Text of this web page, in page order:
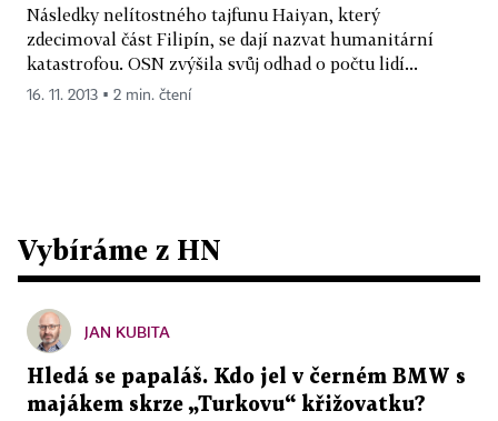
Následky nelítostného tajfunu Haiyan, který
zdecimoval část Filipín, se dají nazvat humanitární
katastrofou. OSN zvýšila svůj odhad o počtu lidí...
16. 11. 2013 ▪ 2 min. čtení
Vybíráme z HN
JAN KUBITA
Hledá se papaláš. Kdo jel v černém BMW s
majákem skrze „Turkovu“ křižovatku?